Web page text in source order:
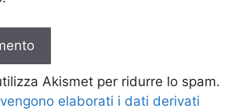
Akismet per ridurre lo spam.
elaborati i dati derivati